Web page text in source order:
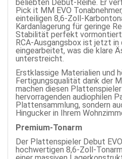
beliebten Debut-Reihe. Er
Pick it MM EVO
einteiligen 8,6-Zoll-
Kardanlagerung für geringe
Stabilität perfekt
RCA-Ausgangsbox ist jetzt in
eingearbeitet, was die klare
unterstreicht.
Erstklassige Materialien und
Fertigungsqualität dank der
machen diesen
hervorragenden audiophilen
Plattensammlung, sondern
Hingucker in Ihrem
Premium-Tonarm
Der Plattenspieler Debut
hochwertigen 8,6-Zoll-